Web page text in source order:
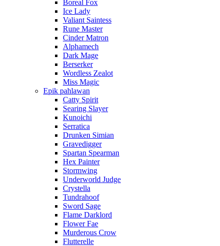
Boreal Fox
Ice Lady
Valiant Saintess
Rune Master
Cinder Matron
Alphamech
Dark Mage
Berserker
Wordless Zealot
Miss Magic
Epik pahlawan
Catty Spirit
Searing Slayer
Kunoichi
Serratica
Drunken Simian
Gravedigger
Spartan Spearman
Hex Painter
Stormwing
Underworld Judge
Crystella
Tundrahoof
Sword Sage
Flame Darklord
Flower Fae
Murderous Crow
Flutterelle